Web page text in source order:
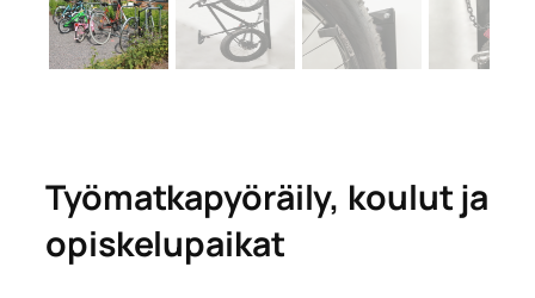
Työmatkapyöräily, koulut ja
opiskelupaikat